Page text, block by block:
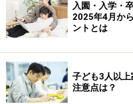
ジュニアNISAは未成年者を
す
ETF（上場株式投資信託
REIT（不動産投資信託）な
万円が上限とされています。
入園・入学・
2025年4月か
ントとは
子ども3人以上
注意点は？